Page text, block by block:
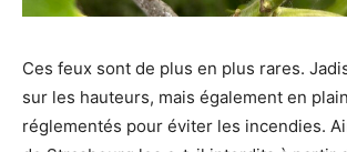
Ces feux sont de plus en plus rares.
sur les hauteurs, mais également en
réglementés pour éviter les incendies.